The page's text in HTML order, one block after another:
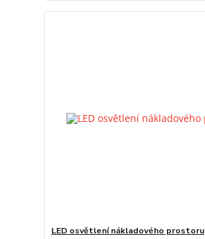
LED osvětlení nákladového prostoru